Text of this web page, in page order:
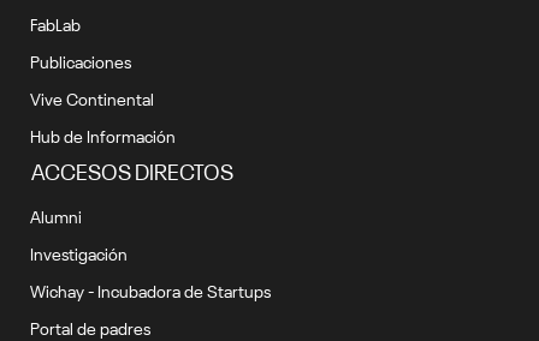
FabLab
Publicaciones
Vive Continental
Hub de Información
ACCESOS DIRECTOS
Alumni
Investigación
Wichay - Incubadora de Startups
Portal de padres